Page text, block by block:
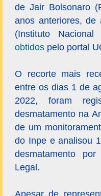
de Jair Bolsonaro
anos anteriores, de
(Instituto
obtidos pelo portal
O recorte mais
entre os dias 1 de
2022, foram
desmatamento na
de um
do Inpe e analisou
desmatamento
Legal.